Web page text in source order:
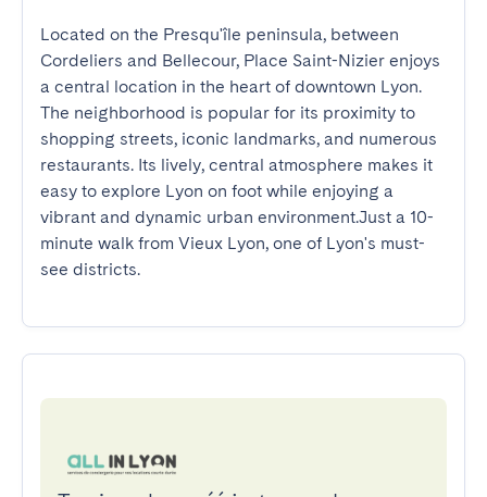
Located on the Presqu'île peninsula, between
Cordeliers and Bellecour, Place Saint-Nizier enjoys
a central location in the heart of downtown Lyon.
The neighborhood is popular for its proximity to
shopping streets, iconic landmarks, and numerous
restaurants. Its lively, central atmosphere makes it
easy to explore Lyon on foot while enjoying a
vibrant and dynamic urban environment.Just a 10-
minute walk from Vieux Lyon, one of Lyon's must-
see districts.